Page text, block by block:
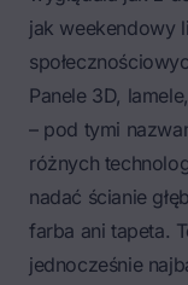
jak weekendowy
Panele 3D,
– pod tymi
różnych
nadać ścianie
farba ani tapeta.
jednocześnie